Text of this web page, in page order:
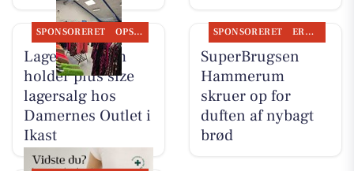
SPONSORERET OPSLAGSTAVLEN
Lagersalg.com
holder plus size
lagersalg hos
Damernes Outlet i
Ikast
SPONSORERET ERHVERV
SuperBrugsen
Hammerum
skruer op for
duften af nybagt
brød